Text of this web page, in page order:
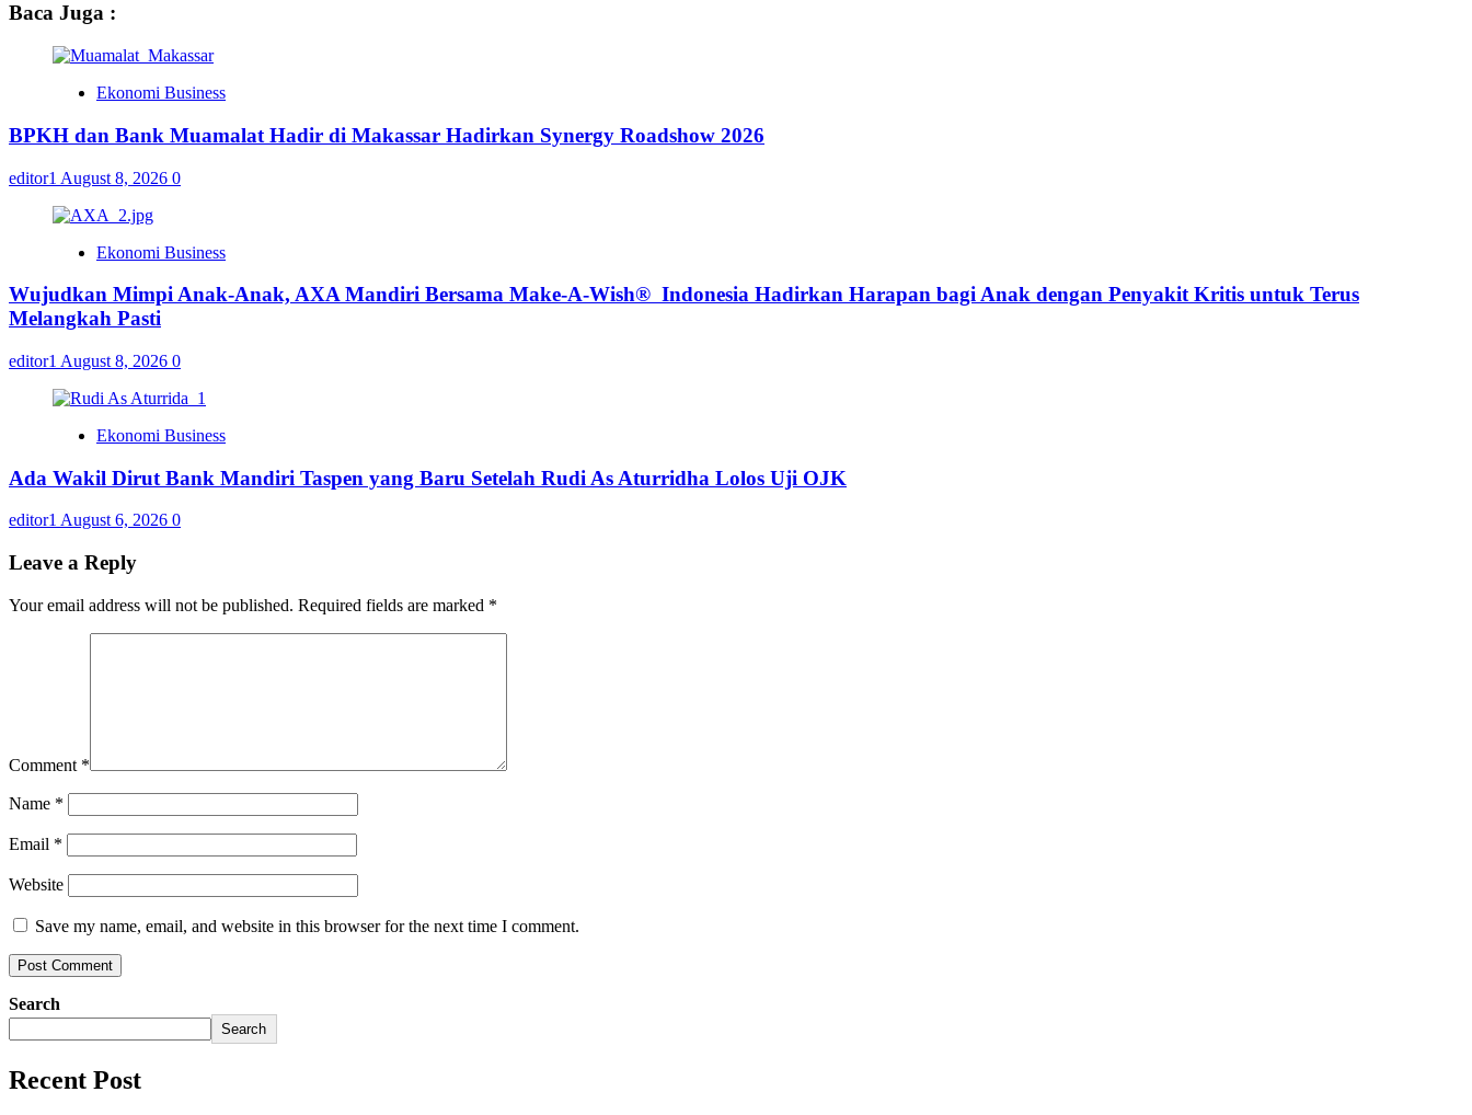
Baca Juga :
Ekonomi Business
BPKH dan Bank Muamalat Hadir di Makassar Hadirkan Synergy Roadshow 2026
editor1 August 8, 2026 0
Ekonomi Business
Wujudkan Mimpi Anak-Anak, AXA Mandiri Bersama Make-A-Wish® Indonesia Hadirkan Harapan bagi Anak dengan Penyakit Kritis untuk Terus
Melangkah Pasti
editor1 August 8, 2026 0
Ekonomi Business
Ada Wakil Dirut Bank Mandiri Taspen yang Baru Setelah Rudi As Aturridha Lolos Uji OJK
editor1 August 6, 2026 0
Leave a Reply
Your email address will not be published. Required fields are marked *
Comment *
Name *
Email *
Website
Save my name, email, and website in this browser for the next time I comment.
Search
Search
Recent Post